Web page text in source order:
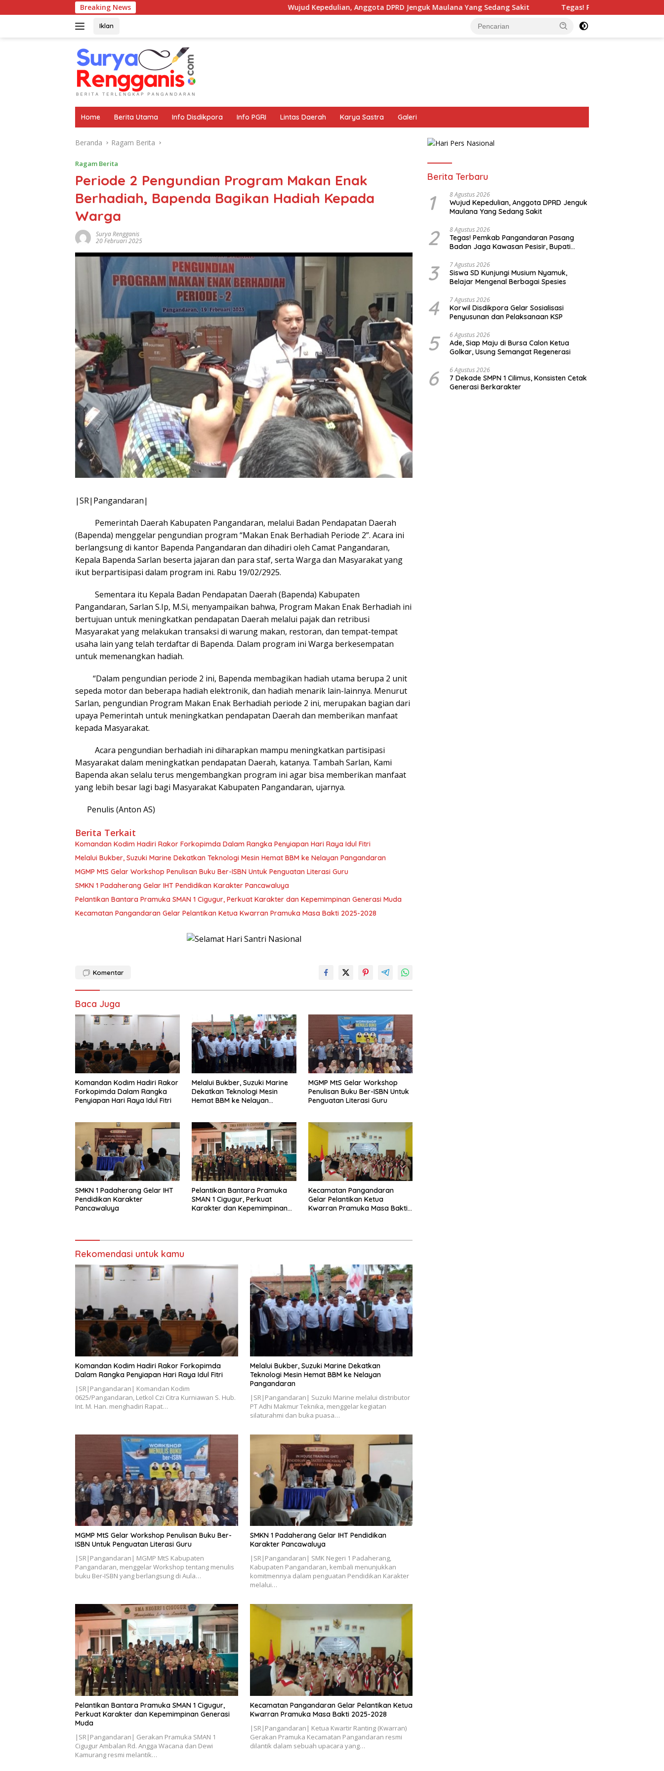
ke
Breaking News Wujud Kepedulian, Anggota DPRD Jenguk Maulana Yang Sedang Sakit Tegas! Pemkab Pangandaran Pasang Badan
Iklan
Home Berita Utama Info Disdikpora Info PGRI Lintas Daerah Karya Sastra Galeri
Beranda Ragam Berita
Ragam Berita
Periode 2 Pengundian Program Makan Enak
Berhadiah, Bapenda Bagikan Hadiah Kepada
Warga
Surya Rengganis
20 Februari 2025
|SR|Pangandaran|
Pemerintah Daerah Kabupaten Pangandaran, melalui Badan Pendapatan Daerah
(Bapenda) menggelar pengundian program “Makan Enak Berhadiah Periode 2”. Acara ini
berlangsung di kantor Bapenda Pangandaran dan dihadiri oleh Camat Pangandaran,
Kepala Bapenda Sarlan beserta jajaran dan para staf, serta Warga dan Masyarakat yang
ikut berpartisipasi dalam program ini. Rabu 19/02/2925.
Sementara itu Kepala Badan Pendapatan Daerah (Bapenda) Kabupaten
Pangandaran, Sarlan S.Ip, M.Si, menyampaikan bahwa, Program Makan Enak Berhadiah ini
bertujuan untuk meningkatkan pendapatan Daerah melalui pajak dan retribusi
Masyarakat yang melakukan transaksi di warung makan, restoran, dan tempat-tempat
usaha lain yang telah terdaftar di Bapenda. Dalam program ini Warga berkesempatan
untuk memenangkan hadiah.
“Dalam pengundian periode 2 ini, Bapenda membagikan hadiah utama berupa 2 unit
sepeda motor dan beberapa hadiah elektronik, dan hadiah menarik lain-lainnya. Menurut
Sarlan, pengundian Program Makan Enak Berhadiah periode 2 ini, merupakan bagian dari
upaya Pemerintah untuk meningkatkan pendapatan Daerah dan memberikan manfaat
kepada Masyarakat.
Acara pengundian berhadiah ini diharapkan mampu meningkatkan partisipasi
Masyarakat dalam meningkatkan pendapatan Daerah, katanya. Tambah Sarlan, Kami
Bapenda akan selalu terus mengembangkan program ini agar bisa memberikan manfaat
yang lebih besar lagi bagi Masyarakat Kabupaten Pangandaran, ujarnya.
Penulis (Anton AS)
Berita Terkait
Komandan Kodim Hadiri Rakor Forkopimda Dalam Rangka Penyiapan Hari Raya Idul Fitri
Melalui Bukber, Suzuki Marine Dekatkan Teknologi Mesin Hemat BBM ke Nelayan Pangandaran
MGMP MtS Gelar Workshop Penulisan Buku Ber-ISBN Untuk Penguatan Literasi Guru
SMKN 1 Padaherang Gelar IHT Pendidikan Karakter Pancawaluya
Pelantikan Bantara Pramuka SMAN 1 Cigugur, Perkuat Karakter dan Kepemimpinan Generasi Muda
Kecamatan Pangandaran Gelar Pelantikan Ketua Kwarran Pramuka Masa Bakti 2025-2028
Komentar
Baca Juga
Komandan Kodim Hadiri Rakor
Forkopimda Dalam Rangka
Penyiapan Hari Raya Idul Fitri
Melalui Bukber, Suzuki Marine
Dekatkan Teknologi Mesin
Hemat BBM ke Nelayan
MGMP MtS Gelar Workshop
Penulisan Buku Ber-ISBN Untuk
Penguatan Literasi Guru
SMKN 1 Padaherang Gelar IHT
Pendidikan Karakter
Pancawaluya
Pelantikan Bantara Pramuka
SMAN 1 Cigugur, Perkuat
Karakter dan Kepemimpinan
Kecamatan Pangandaran
Gelar Pelantikan Ketua
Kwarran Pramuka Masa Bakti
Rekomendasi untuk kamu
Komandan Kodim Hadiri Rakor Forkopimda
Dalam Rangka Penyiapan Hari Raya Idul Fitri
|SR|Pangandaran| Komandan Kodim
0625/Pangandaran, Letkol Czi Citra Kurniawan S. Hub.
Int. M. Han. menghadiri Rapat…
Melalui Bukber, Suzuki Marine Dekatkan
Teknologi Mesin Hemat BBM ke Nelayan
Pangandaran
|SR|Pangandaran| Suzuki Marine melalui distributor
PT Adhi Makmur Teknika, menggelar kegiatan
silaturahmi dan buka puasa…
MGMP MtS Gelar Workshop Penulisan Buku Ber-
ISBN Untuk Penguatan Literasi Guru
|SR|Pangandaran| MGMP MtS Kabupaten
Pangandaran, menggelar Workshop tentang menulis
buku Ber-ISBN yang berlangsung di Aula…
SMKN 1 Padaherang Gelar IHT Pendidikan
Karakter Pancawaluya
|SR|Pangandaran| SMK Negeri 1 Padaherang,
Kabupaten Pangandaran, kembali menunjukkan
komitmennya dalam penguatan Pendidikan Karakter
melalui…
Pelantikan Bantara Pramuka SMAN 1 Cigugur,
Perkuat Karakter dan Kepemimpinan Generasi
Muda
|SR|Pangandaran| Gerakan Pramuka SMAN 1
Cigugur Ambalan Rd. Angga Wacana dan Dewi
Kamurang resmi melantik…
Kecamatan Pangandaran Gelar Pelantikan Ketua
Kwarran Pramuka Masa Bakti 2025-2028
|SR|Pangandaran| Ketua Kwartir Ranting (Kwarran)
Gerakan Pramuka Kecamatan Pangandaran resmi
dilantik dalam sebuah upacara yang…
Berita Terbaru
1 8 Agustus 2026
Wujud Kepedulian, Anggota DPRD Jenguk
Maulana Yang Sedang Sakit
2 8 Agustus 2026
Tegas! Pemkab Pangandaran Pasang
Badan Jaga Kawasan Pesisir, Bupati
Madasari
3 7 Agustus 2026
Siswa SD Kunjungi Musium Nyamuk,
Belajar Mengenal Berbagai Spesies
4 7 Agustus 2026
Korwil Disdikpora Gelar Sosialisasi
Penyusunan dan Pelaksanaan KSP
5 6 Agustus 2026
Ade, Siap Maju di Bursa Calon Ketua
Golkar, Usung Semangat Regenerasi
6 6 Agustus 2026
7 Dekade SMPN 1 Cilimus, Konsisten Cetak
Generasi Berkarakter